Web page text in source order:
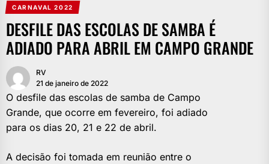
CARNAVAL 2022
DESFILE DAS ESCOLAS DE SAMBA É
ADIADO PARA ABRIL EM CAMPO GRANDE
RV
21 de janeiro de 2022
O desfile das escolas de samba de Campo
Grande, que ocorre em fevereiro, foi adiado
para os dias 20, 21 e 22 de abril.
A decisão foi tomada em reunião entre o